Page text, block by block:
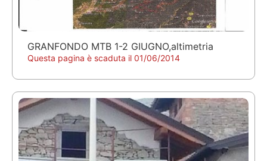
GRANFONDO MTB 1-2 GIUGNO,altimetria
Questa pagina è scaduta il 01/06/2014